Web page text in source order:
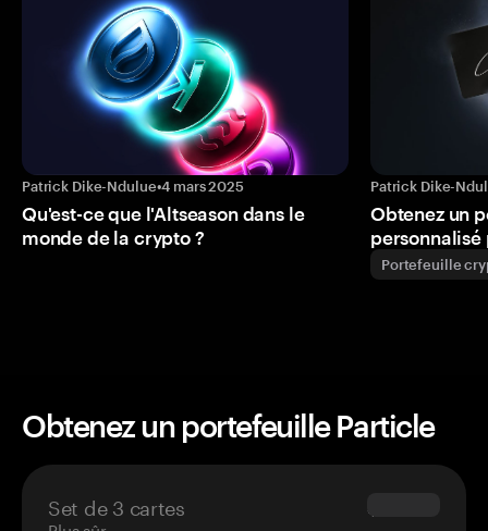
Patrick Dike-Ndulue•4 mars 2025
Qu'est-ce que l'Altseason dans le
monde de la crypto ?
Patrick Dike-
Obtenez un
personnalisé
Portefeuille
Obtenez un portefeuille Particle
Set de 3 cartes $69.90